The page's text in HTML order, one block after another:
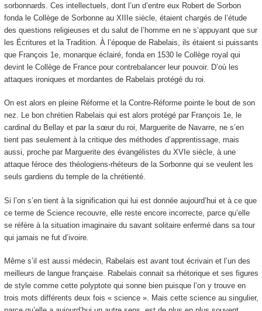
sorbonnards. Ces intellectuels, dont l’un d’entre eux Robert de Sorbon
fonda le Collège de Sorbonne au XIII esiècle, étaient chargés de l’étude
des questions religieuses et du salut de l’homme en ne s’appuyant que sur
les Écritures et la Tradition. À l’époque de Rabelais, ils étaient si puissants
que François 1 e, monarque éclairé, fonda en 1530 le Collège royal qui
devint le Collège de France pour contrebalancer leur pouvoir. D’où les
attaques ironiques et mordantes de Rabelais protégé du roi.
On est alors en pleine Réforme et la Contre-Réforme pointe le bout de son
nez. Le bon chrétien Rabelais qui est alors protégé par François 1e, le
cardinal du Bellay et par la sœur du roi, Marguerite de Navarre, ne s’en
tient pas seulement à la critique des méthodes d’apprentissage, mais
aussi, proche par Marguerite des évangélistes du XVI esiècle, à une
attaque féroce des théologiens-rhéteurs de la Sorbonne qui se veulent les
seuls gardiens du temple de la chrétienté.
Si l’on s’en tient à la signification qui lui est donnée aujourd’hui et à ce que
ce terme de Science recouvre, elle reste encore incorrecte, parce qu’elle
se réfère à la situation imaginaire du savant solitaire enfermé dans sa tour
qui jamais ne fut d’ivoire.
Même s’il est aussi médecin, Rabelais est avant tout écrivain et l’un des
meilleurs de langue française. Rabelais connait sa rhétorique et ses figures
de style comme cette polyptote qui sonne bien puisque l’on y trouve en
trois mots différents deux fois « science ». Mais cette science au singulier,